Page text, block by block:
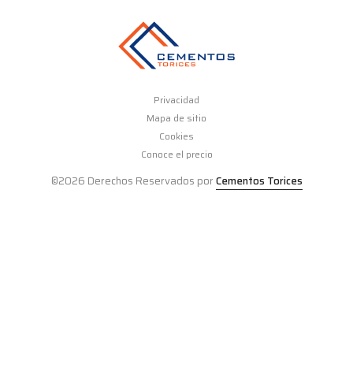
Privacidad
Mapa de sitio
Cookies
Conoce el precio
©2026 Derechos Reservados porCementos Torices